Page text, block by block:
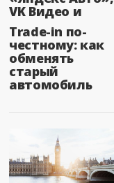
VK Видео и
Trade-in по-
честному: как
обменять
старый
автомобиль